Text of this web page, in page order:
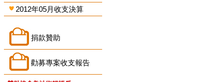
2012年05月收支決算
捐款贊助
勸募專案收支報告